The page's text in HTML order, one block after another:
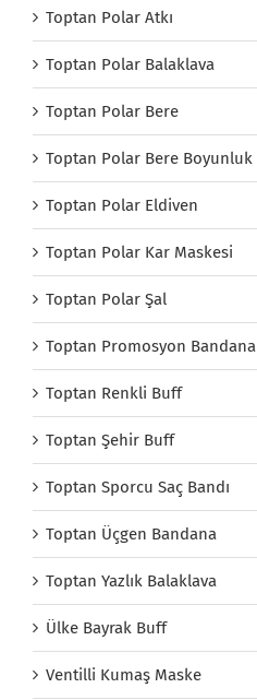
Toptan Polar Atkı
Toptan Polar Balaklava
Toptan Polar Bere
Toptan Polar Bere Boyunluk
Toptan Polar Eldiven
Toptan Polar Kar Maskesi
Toptan Polar Şal
Toptan Promosyon Bandana
Toptan Renkli Buff
Toptan Şehir Buff
Toptan Sporcu Saç Bandı
Toptan Üçgen Bandana
Toptan Yazlık Balaklava
Ülke Bayrak Buff
Ventilli Kumaş Maske